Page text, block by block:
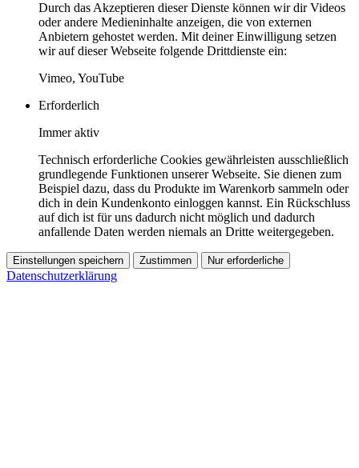
Durch das Akzeptieren dieser Dienste können wir dir Videos
oder andere Medieninhalte anzeigen, die von externen
Anbietern gehostet werden. Mit deiner Einwilligung setzen
wir auf dieser Webseite folgende Drittdienste ein:
Vimeo, YouTube
Erforderlich
Immer aktiv
Technisch erforderliche Cookies gewährleisten ausschließlich
grundlegende Funktionen unserer Webseite. Sie dienen zum
Beispiel dazu, dass du Produkte im Warenkorb sammeln oder
dich in dein Kundenkonto einloggen kannst. Ein Rückschluss
auf dich ist für uns dadurch nicht möglich und dadurch
anfallende Daten werden niemals an Dritte weitergegeben.
Einstellungen speichern Zustimmen Nur erforderliche
Datenschutzerklärung